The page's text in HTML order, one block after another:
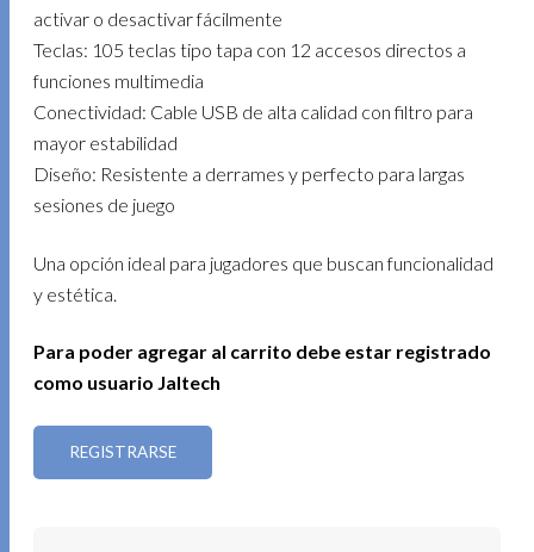
activar o desactivar fácilmente
Teclas: 105 teclas tipo tapa con 12 accesos directos a
funciones multimedia
Conectividad: Cable USB de alta calidad con filtro para
mayor estabilidad
Diseño: Resistente a derrames y perfecto para largas
sesiones de juego
Una opción ideal para jugadores que buscan funcionalidad
y estética.
Para poder agregar al carrito debe estar registrado
como usuario Jaltech
REGISTRARSE